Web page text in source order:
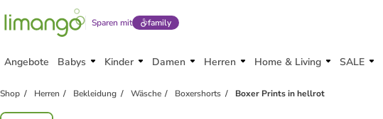
Sparen mit family
Angebote Babys Kinder Damen Herren Home & Living SALE
Shop Herren Bekleidung Wäsche Boxershorts Boxer Prints in hellrot